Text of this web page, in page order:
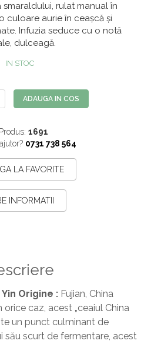
rulat manual în
culoare aurie în ceașcă și
Infuzia seduce cu o notă
dulceagă.
IN STOC
ADAUGA IN COS
1691
0731 738 564
LA FAVORITE
INFORMATII
Origine : Fujian, China
orice caz, acest „ceaiul China
un punct culminant de
său scurt de fermentare, acest